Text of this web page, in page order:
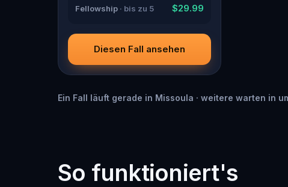
the real murderer before they strike
crucial evidence.
Fellowship · bis zu 5 $29.99
Diesen Fall ansehen
Ein Fall läuft gerade in Missoula · weitere warten in
So funktioniert's